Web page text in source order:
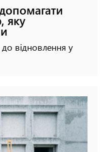
яку
відновлення у